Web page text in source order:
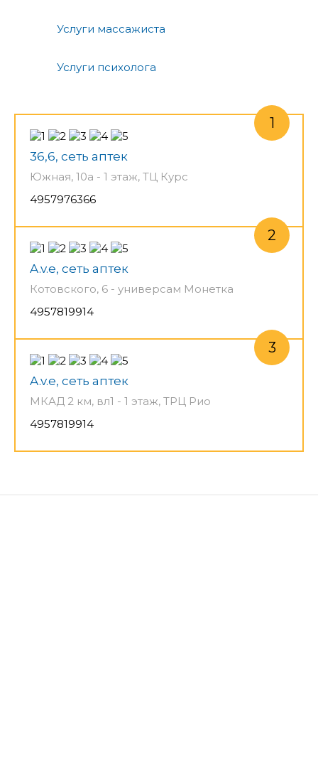
Услуги массажиста
Услуги психолога
36,6, сеть аптек
Южная, 10а - 1 этаж, ТЦ Курс
4957976366
A.v.e, сеть аптек
Котовского, 6 - универсам Монетка
4957819914
A.v.e, сеть аптек
МКАД 2 км, вл1 - 1 этаж, ТРЦ Рио
4957819914